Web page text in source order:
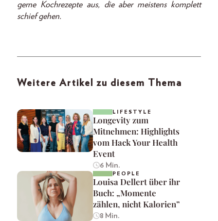
gerne Kochrezepte aus, die aber meistens komplett
schief gehen.
Weitere Artikel zu diesem Thema
LIFESTYLE
Longevity zum
Mitnehmen: Highlights
vom Hack Your Health
Event
6 Min.
PEOPLE
Louisa Dellert über ihr
Buch: „Momente
zählen, nicht Kalorien”
8 Min.